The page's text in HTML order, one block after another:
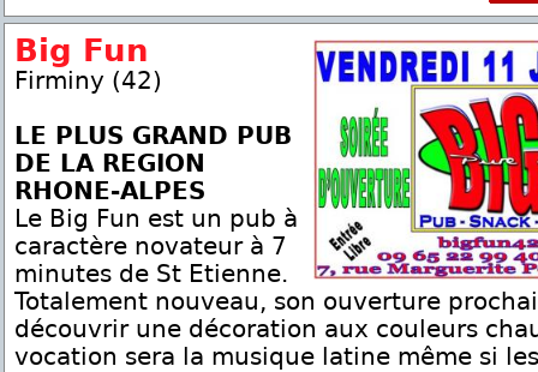
Big Fun
Firminy (42)
LE PLUS GRAND PUB
DE LA REGION
RHONE-ALPES
Le Big Fun est un pub à
caractère novateur à 7
minutes de St Etienne.
Totalement nouveau, son ouverture
découvrir une décoration aux couleurs
vocation sera la musique latine même si